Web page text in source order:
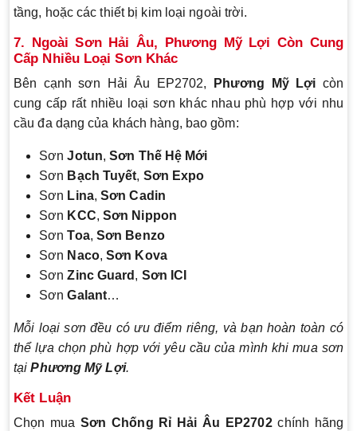
tầng, hoặc các thiết bị kim loại ngoài trời.
7. Ngoài Sơn Hải Âu, Phương Mỹ Lợi Còn Cung
Cấp Nhiều Loại Sơn Khác
Bên cạnh sơn Hải Âu EP2702, Phương Mỹ Lợi còn
cung cấp rất nhiều loại sơn khác nhau phù hợp với nhu
cầu đa dạng của khách hàng, bao gồm:
SơnJotun,Sơn Thế Hệ Mới
Sơn Bạch Tuyết, Sơn Expo
Sơn Lina,Sơn Cadin
Sơn KCC, Sơn Nippon
SơnToa, Sơn Benzo
Sơn Naco,Sơn Kova
SơnZinc Guard , Sơn ICI
SơnGalant…
Mỗi loại sơn đều có ưu điểm riêng, và bạn hoàn toàn có
thể lựa chọn phù hợp với yêu cầu của mình khi mua sơn
tạiPhương Mỹ Lợi.
Kết Luận
Chọn muaSơn Chống Rỉ Hải Âu EP2702chính hãng